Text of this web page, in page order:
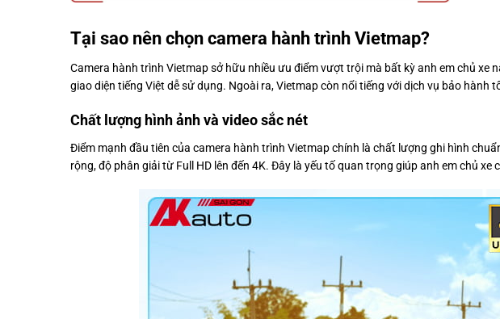
Tại sao nên chọn camera hành trình Vietmap?
Camera hành trình Vietmap sở hữu nhiều ưu điểm vượt trội mà bất kỳ anh em chủ
giao diện tiếng Việt dễ sử dụng. Ngoài ra, Vietmap còn nổi tiếng với dịch vụ bảo
Chất lượng hình ảnh và video sắc nét
Điểm mạnh đầu tiên của camera hành trình Vietmap chính là chất lượng ghi hình
rộng, độ phân giải từ Full HD lên đến 4K. Đây là yếu tố quan trọng giúp anh em chủ